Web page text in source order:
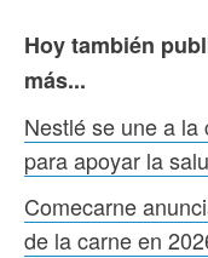
Hoy también
más...
Nestlé se une a
para apoyar la
Comecarne
de la carne en